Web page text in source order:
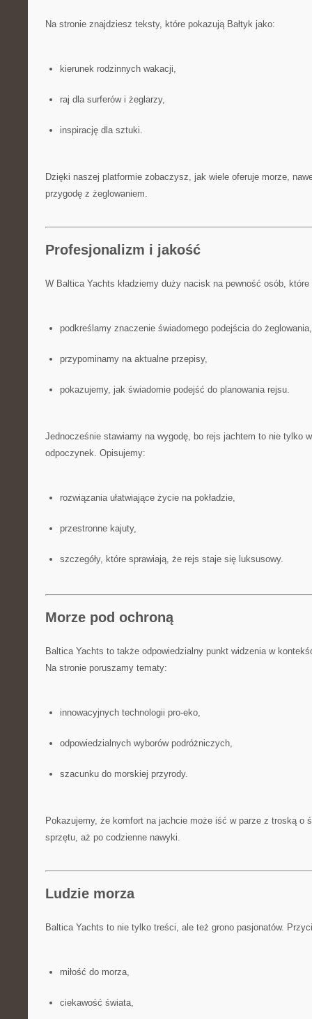
Na stronie znajdziesz teksty, które pokazują Bałtyk jako:
kierunek rodzinnych wakacji,
raj dla surferów i żeglarzy,
inspirację dla sztuki.
Dzięki naszej platformie zobaczysz, jak wiele oferuje morze,
przygodę z żeglowaniem.
Profesjonalizm i jakość
W Baltica Yachts kładziemy duży nacisk na pewność osób,
podkreślamy znaczenie świadomego podejścia do żeglowania,
przypominamy na aktualne przepisy,
pokazujemy, jak świadomie podejść do planowania rejsu.
Jednocześnie stawiamy na wygodę, bo rejs jachtem to nie tylko
odpoczynek. Opisujemy:
rozwiązania ułatwiające życie na pokładzie,
przestronne kajuty,
szczegóły, które sprawiają, że rejs staje się luksusowy.
Morze pod ochroną
Baltica Yachts to także odpowiedzialny punkt widzenia w
Na stronie poruszamy tematy:
innowacyjnych technologii pro-eko,
odpowiedzialnych wyborów podróżniczych,
szacunku do morskiej przyrody.
Pokazujemy, że komfort na jachcie może iść w parze z troską o
sprzętu, aż po codzienne nawyki.
Ludzie morza
Baltica Yachts to nie tylko treści, ale też grono pasjonatów.
miłość do morza,
ciekawość świata,